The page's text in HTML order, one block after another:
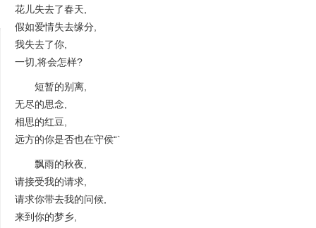
花儿失去了春天,
假如爱情失去缘分,
我失去了你,
一切,将会怎样?
短暂的别离,
无尽的思念,
相思的红豆,
远方的你是否也在守侯“`
飘雨的秋夜,
请接受我的请求,
请求你带去我的问候,
来到你的梦乡,